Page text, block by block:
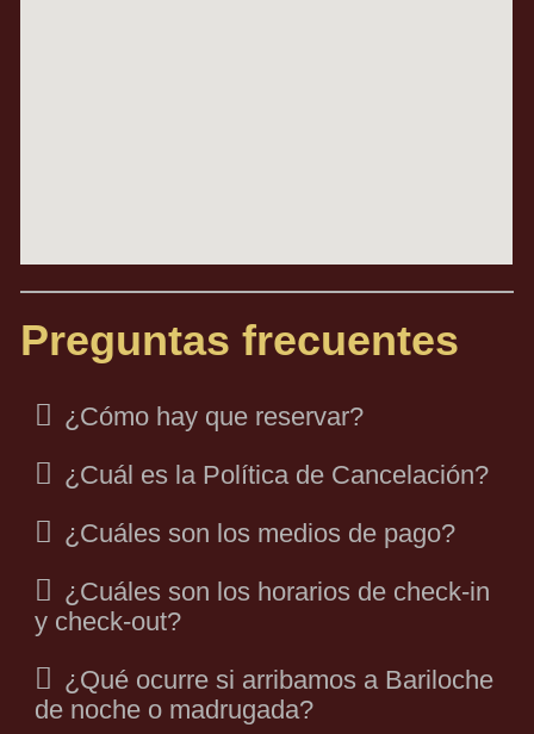
Preguntas frecuentes
¿Cómo hay que reservar?
¿Cuál es la Política de Cancelación?
¿Cuáles son los medios de pago?
¿Cuáles son los horarios de check-in
y check-out?
¿Qué ocurre si arribamos a Bariloche
de noche o madrugada?